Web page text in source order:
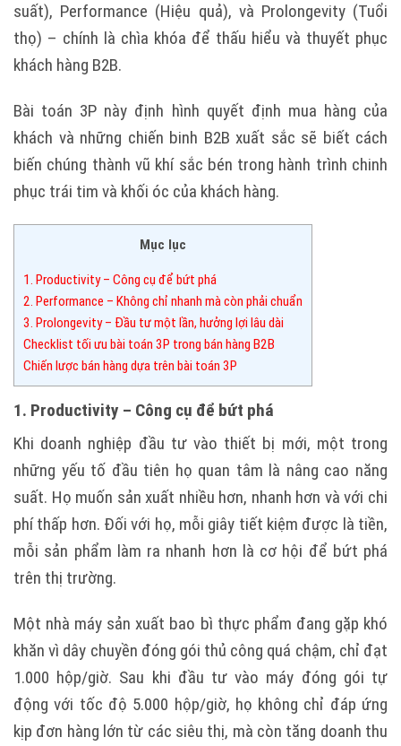
suất), Performance (Hiệu quả), và Prolongevity (Tuổi
thọ) – chính là chìa khóa để thấu hiểu và thuyết phục
khách hàng B2B.
Bài toán 3P này định hình quyết định mua hàng của
khách và những chiến binh B2B xuất sắc sẽ biết cách
biến chúng thành vũ khí sắc bén trong hành trình chinh
phục trái tim và khối óc của khách hàng.
Mục lục
1. Productivity – Công cụ để bứt phá
2. Performance – Không chỉ nhanh mà còn phải chuẩn
3. Prolongevity – Đầu tư một lần, hưởng lợi lâu dài
Checklist tối ưu bài toán 3P trong bán hàng B2B
Chiến lược bán hàng dựa trên bài toán 3P
1. Productivity – Công cụ để bứt phá
Khi doanh nghiệp đầu tư vào thiết bị mới, một trong
những yếu tố đầu tiên họ quan tâm là nâng cao năng
suất. Họ muốn sản xuất nhiều hơn, nhanh hơn và với chi
phí thấp hơn. Đối với họ, mỗi giây tiết kiệm được là tiền,
mỗi sản phẩm làm ra nhanh hơn là cơ hội để bứt phá
trên thị trường.
Một nhà máy sản xuất bao bì thực phẩm đang gặp khó
khăn vì dây chuyền đóng gói thủ công quá chậm, chỉ đạt
1.000 hộp/giờ. Sau khi đầu tư vào máy đóng gói tự
động với tốc độ 5.000 hộp/giờ, họ không chỉ đáp ứng
kịp đơn hàng lớn từ các siêu thị, mà còn tăng doanh thu